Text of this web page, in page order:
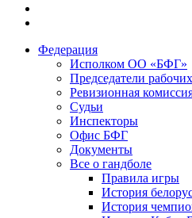
Федерация
Исполком ОО «БФГ»
Председатели
Ревизионная
Судьи
Инспекторы
Офис БФГ
Документы
Все о гандболе
Правила игры
История
История